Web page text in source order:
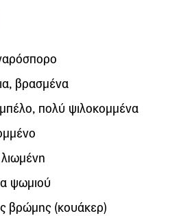
βρασμένα
πολύ ψιλοκομμένα
ψωμιού
βρώμης (κουάκερ)